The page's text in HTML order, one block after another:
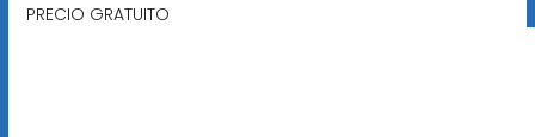
PRECIO GRATUITO